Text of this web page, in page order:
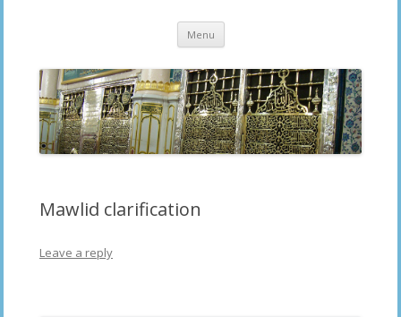
Menu Skip
content
Mawlid clarification
Leave a reply